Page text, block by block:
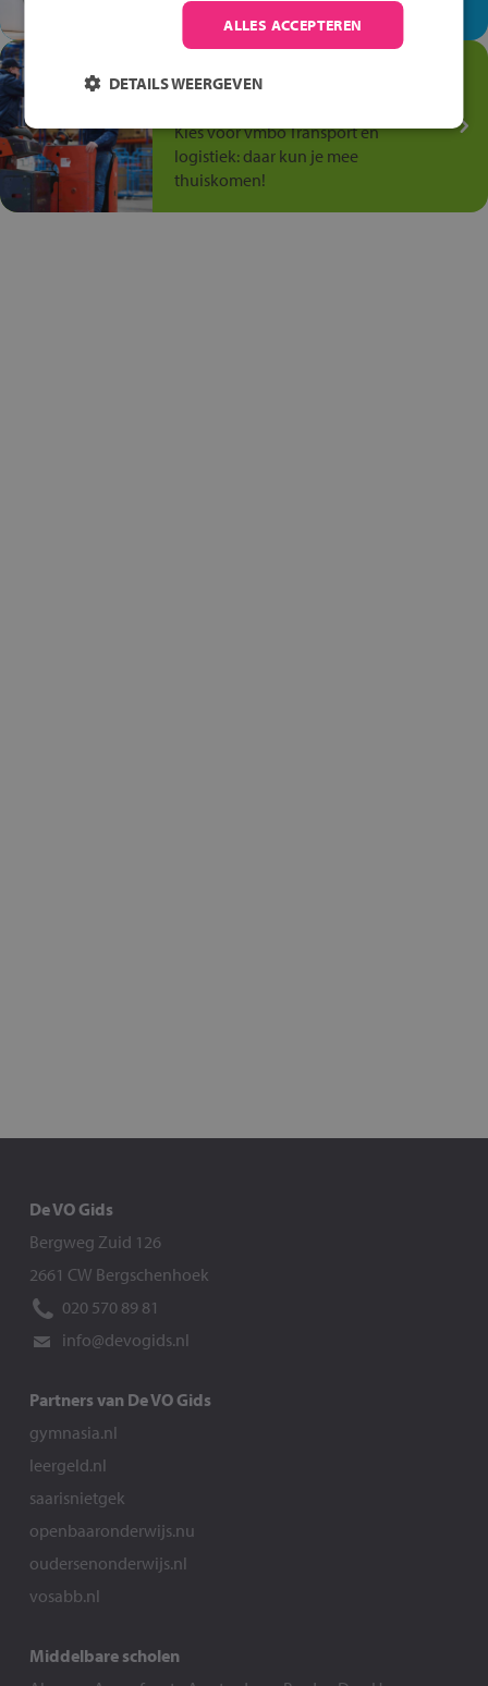
anders is!
Transport en Logistiek
Kies voor vmbo Transport en
logistiek: daar kun je mee
thuiskomen!
De VO Gids
Bergweg Zuid 126
2661 CW Bergschenhoek
020 570 89 81
info@devogids.nl
Partners van De VO Gids
gymnasia.nl
leergeld.nl
saarisnietgek
openbaaronderwijs.nu
oudersenonderwijs.nl
vosabb.nl
Middelbare scholen
ALLES ACCEPTEREN
DETAILS WEERGEVEN